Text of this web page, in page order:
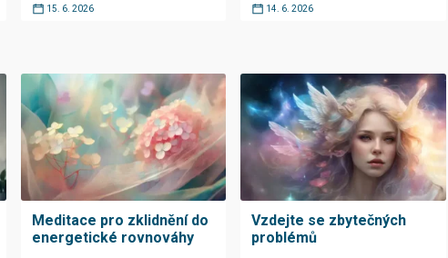
15. 6. 2026 14. 6. 2026
Meditace pro zklidnění do
energetické rovnováhy
Vzdejte se zbytečných
problémů